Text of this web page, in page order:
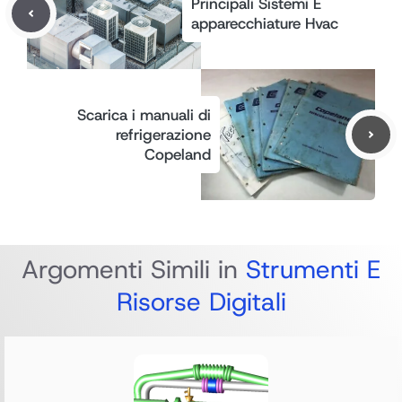
apparecchiature Hvac
Scarica i manuali di
refrigerazione
Copeland
Argomenti Simili in Strumenti E
Risorse Digitali